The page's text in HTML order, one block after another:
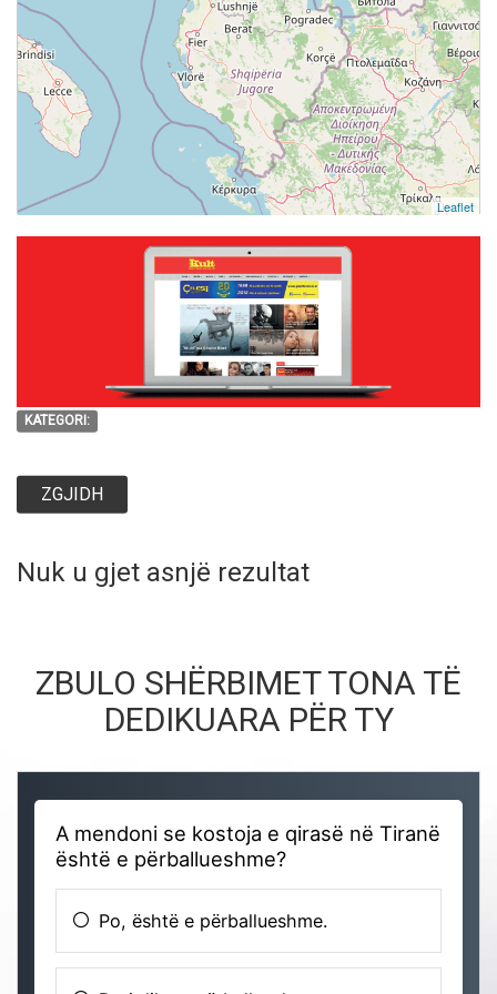
KATEGORI:
ZGJIDH
Nuk u gjet asnjë rezultat
Leaflet
ZBULO SHËRBIMET TONA TË
DEDIKUARA PËR TY